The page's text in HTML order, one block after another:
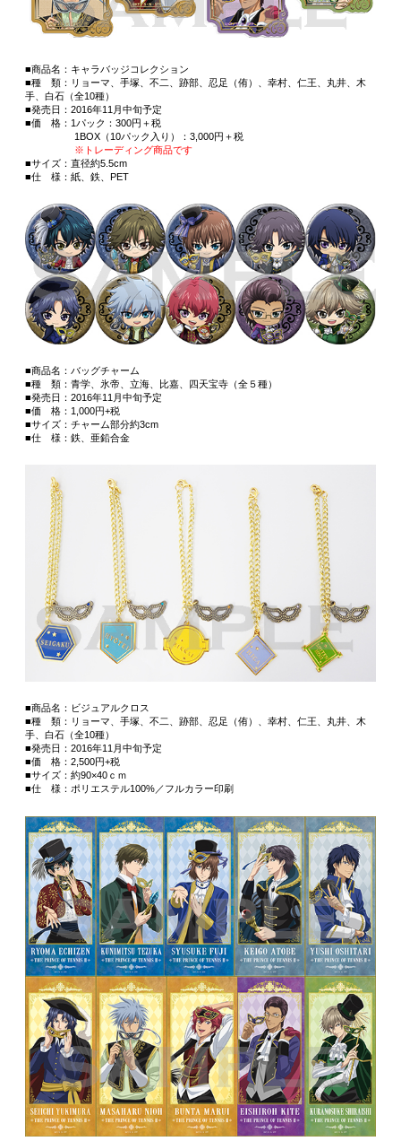
■商品名：キャラバッジコレクション
■種 類：リョーマ、手塚、不二、跡部、忍足（侑）、幸村、仁王、丸井、木
手、白石（全10種）
■発売日：2016年11月中旬予定
■価 格：1パック：300円＋税
1BOX（10パック入り）：3,000円＋税
※トレーディング商品です
■サイズ：直径約5.5cm
■仕 様：紙、鉄、PET
■商品名：バッグチャーム
■種 類：青学、氷帝、立海、比嘉、四天宝寺（全５種）
■発売日：2016年11月中旬予定
■価 格：1,000円+税
■サイズ：チャーム部分約3cm
■仕 様：鉄、亜鉛合金
■商品名：ビジュアルクロス
■種 類：リョーマ、手塚、不二、跡部、忍足（侑）、幸村、仁王、丸井、木
手、白石（全10種）
■発売日：2016年11月中旬予定
■価 格：2,500円+税
■サイズ：約90×40ｃｍ
■仕 様：ポリエステル100%／フルカラー印刷